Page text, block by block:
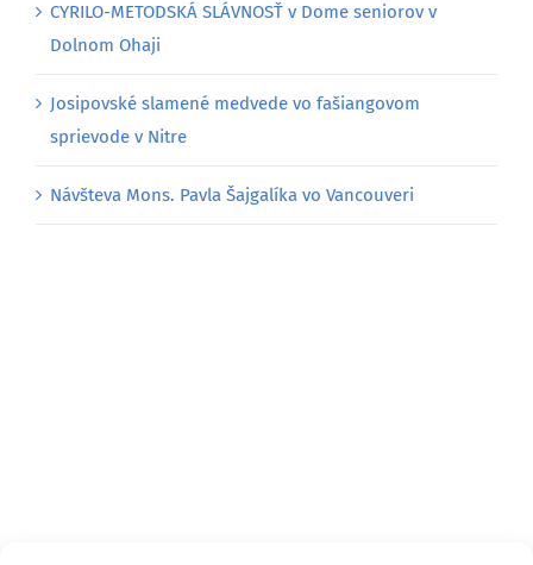
CYRILO-METODSKÁ SLÁVNOSŤ v Dome seniorov v
Dolnom Ohaji
Josipovské slamené medvede vo fašiangovom
sprievode v Nitre
Návšteva Mons. Pavla Šajgalíka vo Vancouveri